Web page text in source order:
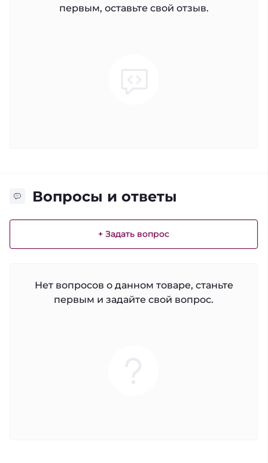
первым, оставьте свой отзыв.
Вопросы и ответы
+ Задать вопрос
Нет вопросов о данном товаре, станьте
первым и задайте свой вопрос.